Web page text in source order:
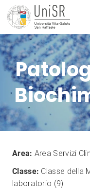
Area: Area Servizi
Classe: Classe della
laboratorio (9)